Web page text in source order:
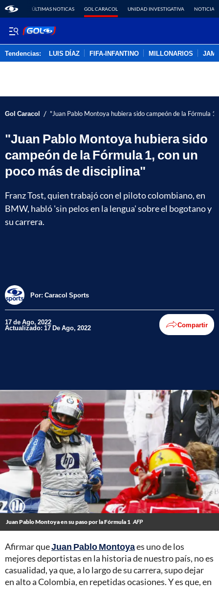
ÚLTIMAS NOTICAS GOL CARACOL UNIDAD INVESTIGATIVA NOTICIAS
Tendencias: LUIS DÍAZ FIFA-INFANTINO MILLONARIOS
Gol Caracol / "Juan Pablo Montoya hubiera sido campeón de la Fórmula
"Juan Pablo Montoya hubiera sido
campeón de la Fórmula 1, con un
poco más de disciplina"
Franz Tost, quien trabajó con el piloto colombiano, en
BMW, habló 'sin pelos en la lengua' sobre el bogotano y
su carrera.
Por: Caracol Sports
17 de Ago, 2022
Actualizado: 17 De Ago, 2022 Compartir
Juan Pablo Montoya en su paso por la Fórmula 1 AFP
Afirmar queJuan Pablo Montoyaes uno de los
mejores deportistas en la historia de nuestro país, no es
casualidad, ya que, a lo largo de su carrera, supo dejar
en alto a Colombia, en repetidas ocasiones. Y es que, en